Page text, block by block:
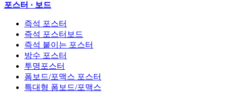
포스터 · 보드
즉석 포스터
즉석 포스터보드
즉석 붙이는 포스터
방수 포스터
투명포스터
폼보드/포맥스 포스터
특대형 폼보드/포맥스